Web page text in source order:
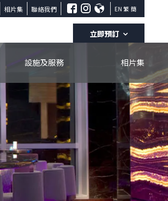
相片集 聯絡我們 EN 繁 簡
立即預訂
08
立即預訂
設施及服務 相片集